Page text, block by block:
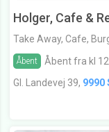
Holger, Cafe &
Take Away, Cafe,
Åbent
Åbent fra kl
Gl. Landevej 39, 9990